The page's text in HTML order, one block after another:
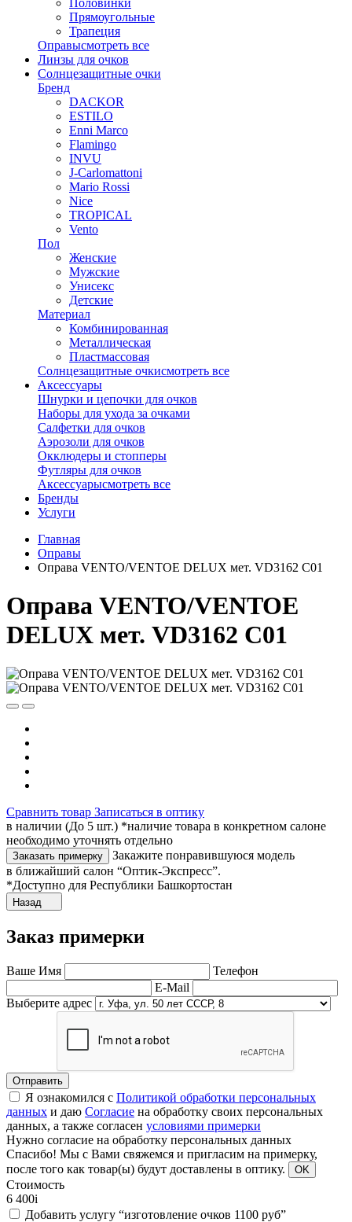
Прямоугольные
Трапеция
Оправысмотреть все
Линзы для очков
Солнцезащитные очки
Бренд
DACKOR
ESTILO
Enni Marco
Flamingo
INVU
J-Carlomattoni
Mario Rossi
Nice
TROPICAL
Vento
Пол
Женские
Мужские
Унисекс
Детские
Материал
Комбинированная
Металлическая
Пластмассовая
Солнцезащитные очкисмотреть все
Аксессуары
Шнурки и цепочки для очков
Наборы для ухода за очками
Салфетки для очков
Аэрозоли для очков
Окклюдеры и стопперы
Футляры для очков
Аксессуарысмотреть все
Бренды
Услуги
Главная
Оправы
Оправа VENTO/VENTOE DELUX мет. VD3162 C01
Оправа VENTO/VENTOE
DELUX мет. VD3162 C01
Сравнить товар Записаться в оптику
в наличии (До 5 шт.) *наличие товара в конкретном салоне
необходимо уточнять отдельно
Заказать примерку
Закажите понравившуюся модель
в ближайший салон “Оптик-Экспресс”.
*Доступно для Республики Башкортостан
Назад
Заказ примерки
Ваше Имя
Телефон
E-Mail
Выберите адрес
Отправить
Я ознакомился с Политикой обработки персональных
данных и даю Согласие на обработку своих персональных
данных, а также согласен условиями примерки
Нужно согласие на обработку персональных данных
Спасибо! Мы с Вами свяжемся и пригласим на примерку,
после того как товар(ы) будут доставлены в оптику.
OK
Стоимость
6 400i
Добавить услугу “изготовление очков 1100 руб”